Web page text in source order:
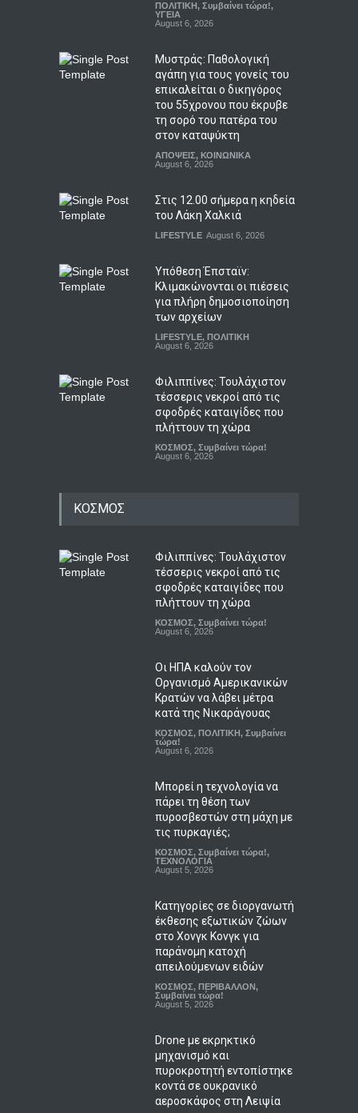
ΠΟΛΙΤΙΚΗ, Συμβαίνει τώρα!,
ΥΓΕΙΑ
August 6, 2026
Μυστράς: Παθολογική
αγάπη για τους γονείς του
επικαλείται ο δικηγόρος
του 55χρονου που έκρυβε
τη σορό του πατέρα του
στον καταψύκτη
ΑΠΟΨΕΙΣ, ΚΟΙΝΩΝΙΚΑ
August 6, 2026
Στις 12.00 σήμερα η κηδεία
του Λάκη Χαλκιά
LIFESTYLE August 6, 2026
Υπόθεση Έπσταϊν:
Κλιμακώνονται οι πιέσεις
για πλήρη δημοσιοποίηση
των αρχείων
LIFESTYLE, ΠΟΛΙΤΙΚΗ
August 6, 2026
Φιλιππίνες: Τουλάχιστον
τέσσερις νεκροί από τις
σφοδρές καταιγίδες που
πλήττουν τη χώρα
ΚΟΣΜΟΣ, Συμβαίνει τώρα!
August 6, 2026
ΚΟΣΜΟΣ
Φιλιππίνες: Τουλάχιστον
τέσσερις νεκροί από τις
σφοδρές καταιγίδες που
πλήττουν τη χώρα
ΚΟΣΜΟΣ, Συμβαίνει τώρα!
August 6, 2026
Οι ΗΠΑ καλούν τον
Οργανισμό Αμερικανικών
Κρατών να λάβει μέτρα
κατά της Νικαράγουας
ΚΟΣΜΟΣ, ΠΟΛΙΤΙΚΗ, Συμβαίνει
τώρα!
August 6, 2026
Μπορεί η τεχνολογία να
πάρει τη θέση των
πυροσβεστών στη μάχη με
τις πυρκαγιές;
ΚΟΣΜΟΣ, Συμβαίνει τώρα!,
ΤΕΧΝΟΛΟΓΙΑ
August 5, 2026
Κατηγορίες σε διοργανωτή
έκθεσης εξωτικών ζώων
στο Χονγκ Κονγκ για
παράνομη κατοχή
απειλούμενων ειδών
ΚΟΣΜΟΣ, ΠΕΡΙΒΑΛΛΟΝ,
Συμβαίνει τώρα!
August 5, 2026
Drone με εκρηκτικό
μηχανισμό και
πυροκροτητή εντοπίστηκε
κοντά σε ουκρανικό
αεροσκάφος στη Λειψία